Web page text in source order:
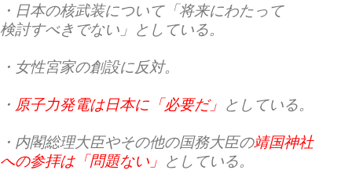
・ 日本の核武装について「将来にわたって
検討すべきでない」としている。
・ 女性宮家の創設に反対。
・ 原子力発電は日本に「必要だ」 としている。
・内閣総理大臣やその他の国務大臣の靖国神社
への参拝は「問題ない」 としている。